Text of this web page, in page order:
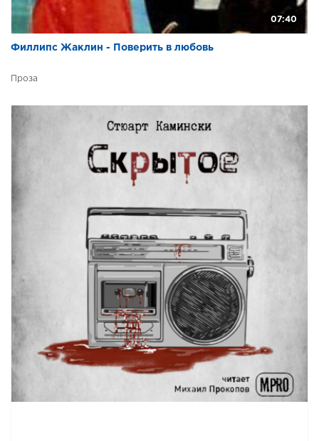
07:40
Филлипс Жаклин - Поверить в любовь
Проза